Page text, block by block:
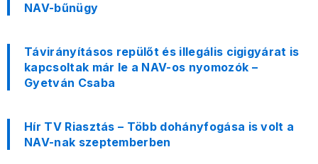
NAV-bűnügy
Távirányításos repülőt és illegális cigigyárat is
kapcsoltak már le a NAV-os nyomozók –
Gyetván Csaba
Hír TV Riasztás – Több dohányfogása is volt a
NAV-nak szeptemberben